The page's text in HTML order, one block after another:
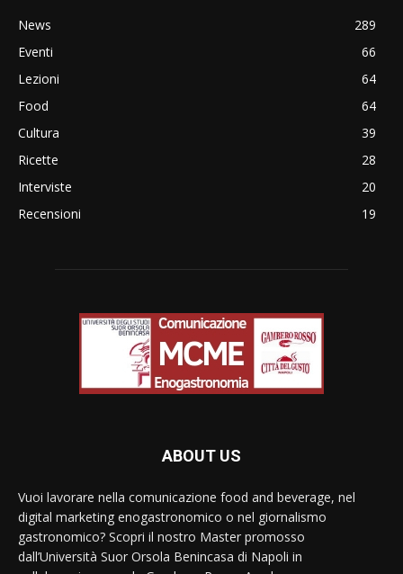
News
289
Eventi
66
Lezioni
64
Food
64
Cultura
39
Ricette
28
Interviste
20
Recensioni
19
ABOUT US
Vuoi lavorare nella comunicazione food and beverage, nel
digital marketing enogastronomico o nel giornalismo
gastronomico? Scopri il nostro Master promosso
dall’Università Suor Orsola Benincasa di Napoli in